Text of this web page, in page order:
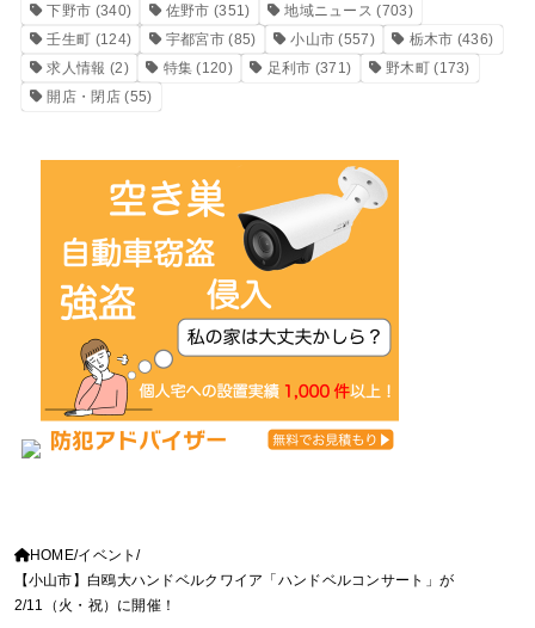
下野市 (340) 佐野市 (351) 地域ニュース (703)
壬生町 (124) 宇都宮市 (85) 小山市 (557) 栃木市 (436)
求人情報 (2) 特集 (120) 足利市 (371) 野木町(173)
開店・閉店(55)
HOME イベント
【小山市】白鴎大ハンドベルクワイア「ハンドベルコンサート」が
2/11（火・祝）に開催！